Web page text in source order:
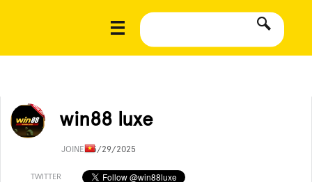
win88 luxe
JOINED5/29/2025
TWITTER